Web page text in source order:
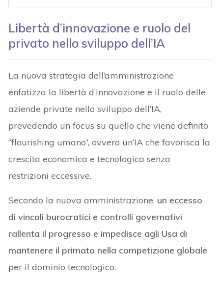
Libertà d’innovazione e ruolo del
privato nello sviluppo dell’IA
La nuova strategia dell’amministrazione
enfatizza la libertà d’innovazione e il ruolo delle
aziende private nello sviluppo dell’IA,
prevedendo un focus su quello che viene definito
“flourishing umano”, ovvero un’IA che favorisca la
crescita economica e tecnologica senza
restrizioni eccessive.
Secondo la nuova amministrazione, un eccesso
di vincoli burocratici e controlli governativi
rallenta il progresso e impedisce agli Usa di
mantenere il primato nella competizione globale
per il dominio tecnologico.